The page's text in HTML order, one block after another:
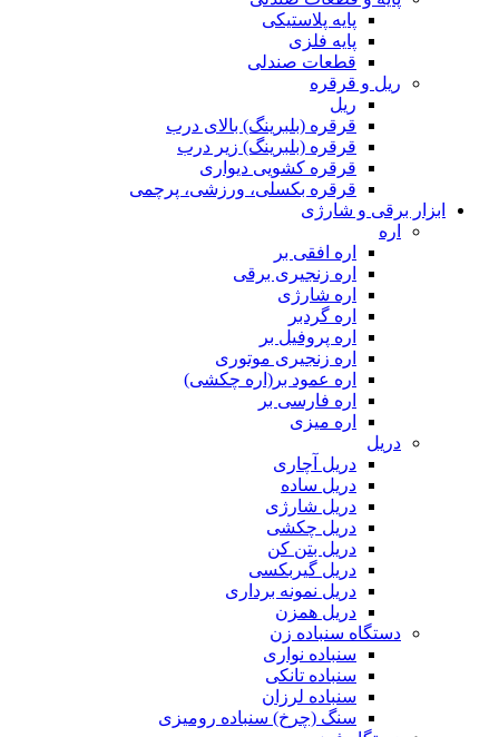
پایه پلاستیکی
پایه فلزی
قطعات صندلی
ریل و قرقره
ریل
قرقره (بلبرینگ) بالای درب
قرقره (بلبرینگ) زیر درب
قرقره کشویی دیواری
قرقره بکسلی، ورزشی، پرچمی
ابزار برقی و شارژی
اره
اره افقی بر
اره زنجیری برقی
اره شارژی
اره گردبر
اره پروفیل بر
اره زنجیری موتوری
اره عمود بر(اره چکشی)
اره فارسی بر
اره میزی
دریل
دریل آچاری
دریل ساده
دریل شارژی
دریل چکشی
دریل بتن کن
دریل گیربکسی
دریل نمونه برداری
دریل همزن
دستگاه سنباده زن
سنباده نواری
سنباده تانکی
سنباده لرزان
سنگ (چرخ) سنباده رومیزی